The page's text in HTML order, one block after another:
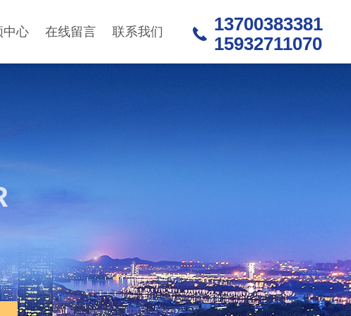
中心 在线留言 联系我们
13700383381
15932711070